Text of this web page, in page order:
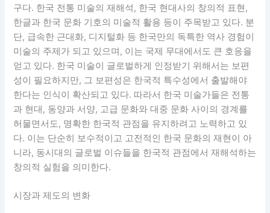
구다. 한국 전통 미술의 재해석, 한국 현대사의 창의적 표현,
한글과 한국 문화 기호의 미술적 활용 등이 주목받고 있다. 분
단, 급속한 근대화, 디지털화 등 한국만의 독특한 역사 경험이
미술의 주제가 되고 있으며, 이는 국제 무대에서도 큰 호응을
얻고 있다. 한국 미술이 글로벌하게 인정받기 위해서는 보편
성이 필요하지만, 그 보편성은 한국적 특수성에서 출발해야
한다는 인식이 확산되고 있다. 따라서 한국 미술가들은 전통
과 현대, 동양과 서양, 고급 문화와 대중 문화 사이의 경계를
허물면서도, 명확한 한국적 관점을 유지하려고 노력하고 있
다. 이는 단순히 보수적이고 고전적인 한국 문화의 재현이 아
니라, 동시대의 글로벌 이슈들을 한국적 관점에서 재해석하는
창의적 실험을 의미한다.
시장과 제도의 변화